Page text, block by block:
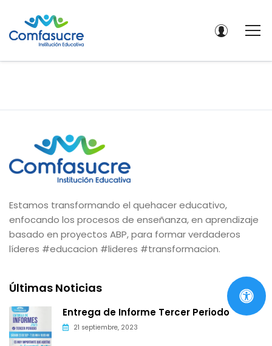
Estamos transformando el quehacer educativo,
enfocando los procesos de enseñanza, en aprendizaje
basado en proyectos ABP, para formar verdaderos
líderes #educacion #lideres #transformacion.
Últimas Noticias
Entrega de Informe Tercer Periodo
21 septiembre, 2023